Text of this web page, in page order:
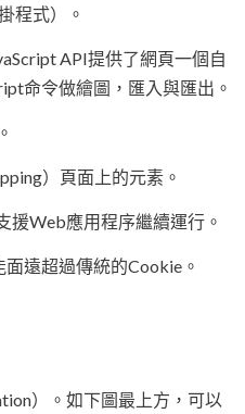
程式）。
API提供了網頁一個自
命令做繪圖，匯入與匯出。
）頁面上的元素。
援Web應用程序繼續運行。
遠超過傳統的Cookie。
）。如下圖最上方，可以